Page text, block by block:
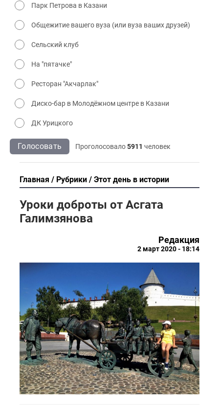
Парк Петрова в Казани
Общежитие вашего вуза (или вуза ваших друзей)
Сельский клуб
На "пятачке"
Ресторан "Акчарлак"
Диско-бар в Молодёжном центре в Казани
ДК Урицкого
Голосовать Проголосовало5911 человек
Главная Рубрики Этот день в истории
Уроки доброты от Асгата
Галимзянова
Редакция
2 март 2020 - 18:14